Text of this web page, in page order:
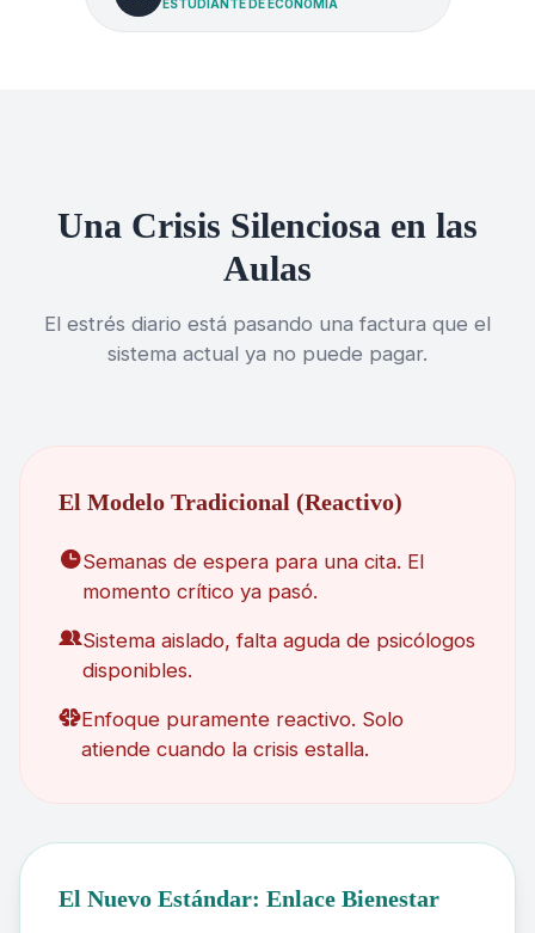
ESTUDIANTE DE ECONOMÍA
Una Crisis Silenciosa en las
Aulas
El estrés diario está pasando una factura que el
sistema actual ya no puede pagar.
El Modelo Tradicional (Reactivo)
Semanas de espera para una cita. El
momento crítico ya pasó.
Sistema aislado, falta aguda de psicólogos
disponibles.
Enfoque puramente reactivo. Solo
atiende cuando la crisis estalla.
El Nuevo Estándar: Enlace Bienestar